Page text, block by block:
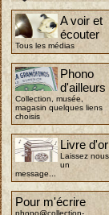
A voir et
écouter
Tous les médias
Phono
d'ailleurs
Collection, musée,
magasin quelques liens
choisis
Livre d'or
Laissez nous
un
message...
Pour m'écrire
phono@collection-